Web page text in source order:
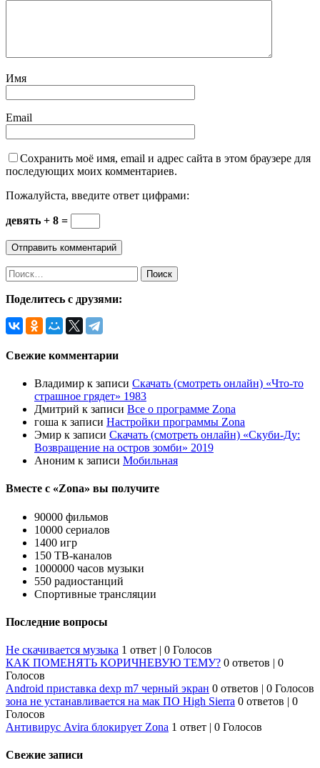
Имя
Email
Сохранить моё имя, email и адрес сайта в этом браузере для
последующих моих комментариев.
Пожалуйста, введите ответ цифрами:
девять + 8 =
Найти:
Поделитесь с друзями:
Свежие комментарии
Владимир к записи Скачать (смотреть онлайн) «Что-то
страшное грядет» 1983
Дмитрий к записи Все о программе Zona
гоша к записи Настройки программы Zona
Эмир к записи Скачать (смотреть онлайн) «Скуби-Ду:
Возвращение на остров зомби» 2019
Аноним к записи Мобильная
Вместе с «Zona» вы получите
90000 фильмов
10000 сериалов
1400 игр
150 ТВ-каналов
1000000 часов музыки
550 радиостанций
Спортивные трансляции
Последние вопросы
Не скачивается музыка 1 ответ | 0 Голосов
КАК ПОМЕНЯТЬ КОРИЧНЕВУЮ ТЕМУ? 0 ответов | 0
Голосов
Android приставка dexp m7 черный экран 0 ответов | 0 Голосов
зона не устанавливается на мак ПО High Sierra 0 ответов | 0
Голосов
Антивирус Avira блокирует Zona 1 ответ | 0 Голосов
Свежие записи